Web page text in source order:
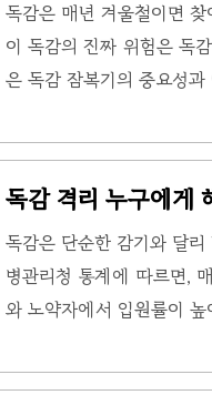
필요합니다.항바이러스제
야 합니다.목욕은 증상 악
습니..
독감은 매년 겨울철이면
이 독감의 진짜 위험은 독
은 독감 잠복기의 중요성
타나기까지의 기간을 의미
까지 지속될 수 있습니다.
전파할 수 있어 집단 감염
내용은 아래의 글을 참고
독감 격리 누구에게
독감은 단순한 감기와 달
병관리청 통계에 따르면,
와 노약자에서 입원률이
요! 독감 격리, 왜 꼭 해야